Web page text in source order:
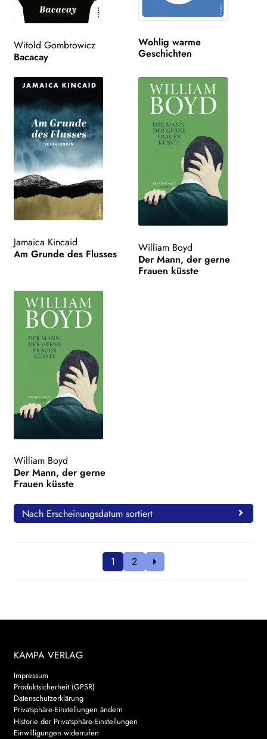
Witold Gombrowicz
Bacacay
Wohlig warme
Geschichten
Jamaica Kincaid
Am Grunde des Flusses
William Boyd
Der Mann, der gerne
Frauen küsste
William Boyd
Der Mann, der gerne
Frauen küsste
Nach Erscheinungsdatum sortiert
1 2
KAMPA VERLAG
Impressum
Produktsicherheit (GPSR)
Datenschutzerklärung
Privatsphäre-Einstellungen ändern
Historie der Privatsphäre-Einstellungen
Einwilligungen widerrufen